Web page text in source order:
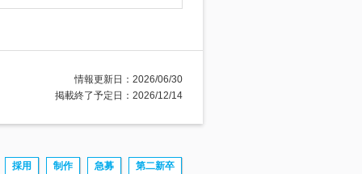
情報更新日：2026/06/30
掲載終了予定日：2026/12/14
採用 制作 急募 第二新卒